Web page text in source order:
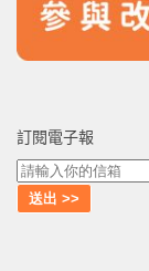
訂閱電子報